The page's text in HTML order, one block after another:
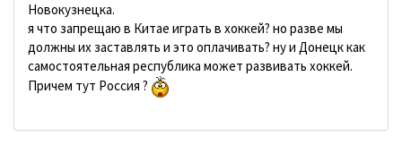
Новокузнецка.
я что запрещаю в Китае играть в хоккей? но разве мы
должны их заставлять и это оплачивать? ну и Донецк как
самостоятельная республика может развивать хоккей.
Причем тут Россия ?